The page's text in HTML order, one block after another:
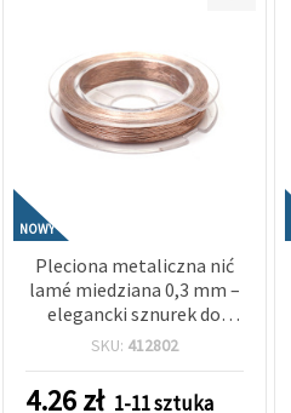
NOWY
Pleciona metaliczna nić
lamé miedziana 0,3 mm –
elegancki sznurek do
rękodzieła w kolorze
SKU: 412802
4.26zł 1-11 sztuka